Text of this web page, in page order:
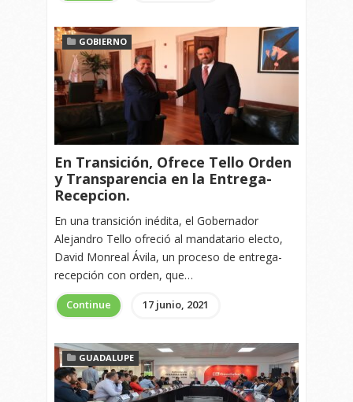
GOBIERNO
En Transición, Ofrece Tello Orden
y Transparencia en la Entrega-
Recepcion.
En una transición inédita, el Gobernador
Alejandro Tello ofreció al mandatario electo,
David Monreal Ávila, un proceso de entrega-
recepción con orden, que…
Continue 17 junio, 2021
GUADALUPE